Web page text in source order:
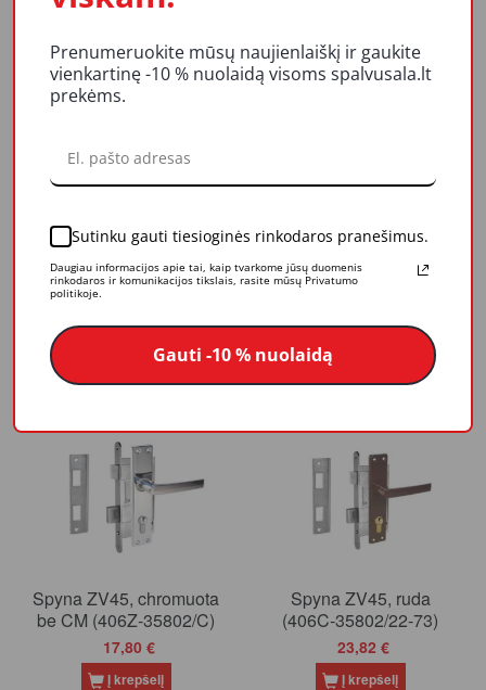
Spyna ZV45, balta
(406C-35802/2-73)
23,82 €
Į krepšelį
Spyna ZV45, chromuota
(406Z-35802/C-73)
24,54 €
Spyna ZV45, chromuota
be CM (406Z-35802/C)
17,80 €
Į krepšelį
Spyna ZV45, ruda
(406C-35802/22-73)
23,82 €
Į krepšelį
Prenumeruokite mūsų naujienlaiškį ir gaukite
vienkartinę -10 % nuolaidą visoms spalvusala.lt
prekėms.
Sutinku gauti tiesioginės rinkodaros pranešimus.
Daugiau informacijos apie tai, kaip tvarkome jūsų duomenis
rinkodaros ir komunikacijos tikslais, rasite mūsų Privatumo
politikoje.
Gauti -10 % nuolaidą